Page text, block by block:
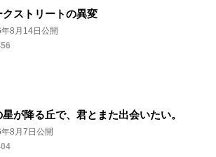
クストリートの異変
8月14日公開
星が降る丘で、君とまた出会いたい。
8月7日公開